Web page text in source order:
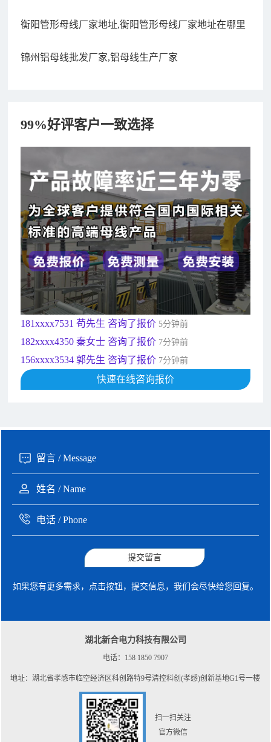
衡阳管形母线厂家地址,衡阳管形母线厂家地址在哪里
锦州铝母线批发厂家,铝母线生产厂家
99%好评客户一致选择
182xxxx4350 秦女士 咨询了报价 7分钟前
156xxxx3534 郭先生 咨询了报价7分钟前
192xxxx2920 周先生 咨询了报价10分钟前
189xxxx6562 王先生 咨询了报价1秒前
190xxxx3508 徐女士 咨询了报价5秒前
135xxxx6654 张先生 咨询了报价
181xxxx7531 苟先生 咨询了报价5分钟前
182xxxx4350 秦女士 咨询了报价 7分钟前
156xxxx3534 郭先生 咨询了报价 7分钟前
192xxxx2920 周先生 咨询了报价 10分钟前
189xxxx6562 王先生 咨询了报价1秒前
快速在线咨询报价
提交留言
如果您有更多需求，点击按钮，提交信息，我们会尽快给您回复。
湖北新合电力科技有限公司
电话：158 1850 7907
地址：湖北省孝感市临空经济区科创路特9号清控科创(孝感)创新基地G1号一楼
扫一扫关注
官方微信